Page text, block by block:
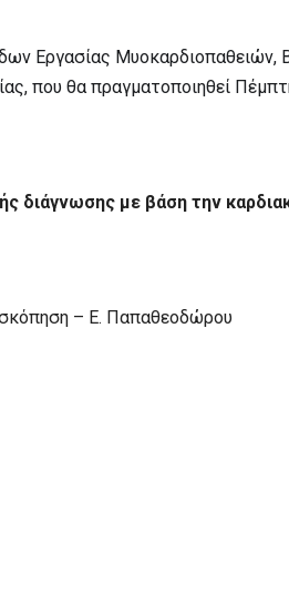
Εργασίας
που θα πραγματοποιηθεί
διάγνωσης με βάση την
– Ε. Παπαθεοδώρου